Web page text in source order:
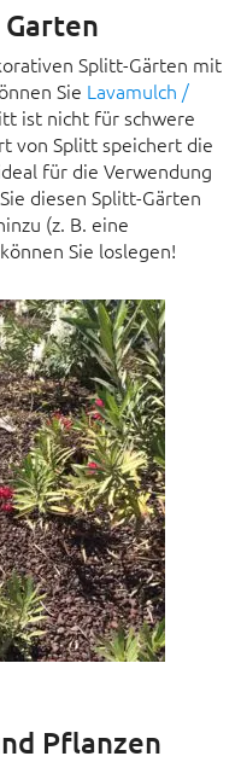
Splitt-Gärten mit
Sie Lavamulch /
ist nicht für schwere
von Splitt speichert die
für die Verwendung
diesen Splitt-Gärten
(z. B. eine
Sie loslegen!
Pflanzen